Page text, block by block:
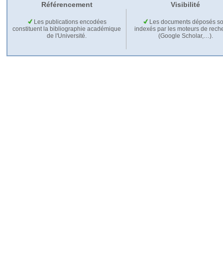
Référencement Visibilité
Les publications encodées
constituent la bibliographie académique
de l'Université.
Les documents déposés
indexés par les moteurs de
(Google Scholar,…).